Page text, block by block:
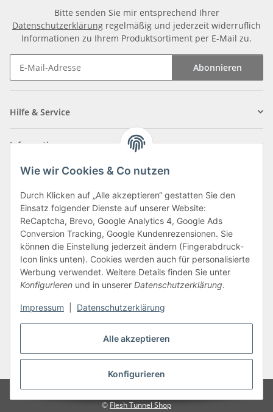
Alle akzeptieren
Konfigurieren
Wie wir Cookies & Co nutzen
Durch Klicken auf „Alle akzeptieren“ gestatten Sie den
Einsatz folgender Dienste auf unserer Website:
ReCaptcha, Brevo, Google Analytics 4, Google Ads
Conversion Tracking, Google Kundenrezensionen. Sie
können die Einstellung jederzeit ändern (Fingerabdruck-
Icon links unten). Cookies werden auch für personalisierte
Werbung verwendet. Weitere Details finden Sie unter
Konfigurieren und in unserer Datenschutzerklärung.
Impressum Datenschutzerklärung
Bitte senden Sie mir entsprechend Ihrer
Datenschutzerklärung regelmäßig und jederzeit widerruflich
Informationen zu Ihrem Produktsortiment per E-Mail zu.
Abonnieren
Hilfe & Service
Informationen
Zahlungsarten
Vertrag widerrufen
* Alle Preise inkl. gesetzlicher USt., zzgl.
© Flesh Tunnel Shop